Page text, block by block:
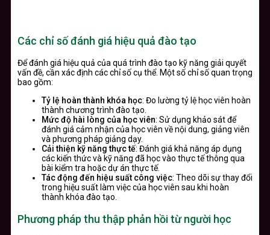
Các chỉ số đánh giá hiệu quả đào tạo
Để đánh giá hiệu quả của quá trình đào tạo kỹ năng giải quyết
vấn đề, cần xác định các chỉ số cụ thể. Một số chỉ số quan trọng
bao gồm:
Tỷ lệ hoàn thành khóa học: Đo lường tỷ lệ học viên hoàn
thành chương trình đào tạo.
Mức độ hài lòng của học viên: Sử dụng khảo sát để
đánh giá cảm nhận của học viên về nội dung, giảng viên
và phương pháp giảng dạy.
Cải thiện kỹ năng thực tế: Đánh giá khả năng áp dụng
các kiến thức và kỹ năng đã học vào thực tế thông qua
bài kiểm tra hoặc dự án thực tế.
Tác động đến hiệu suất công việc: Theo dõi sự thay đổi
trong hiệu suất làm việc của học viên sau khi hoàn
thành khóa đào tạo.
Phương pháp thu thập phản hồi từ người học